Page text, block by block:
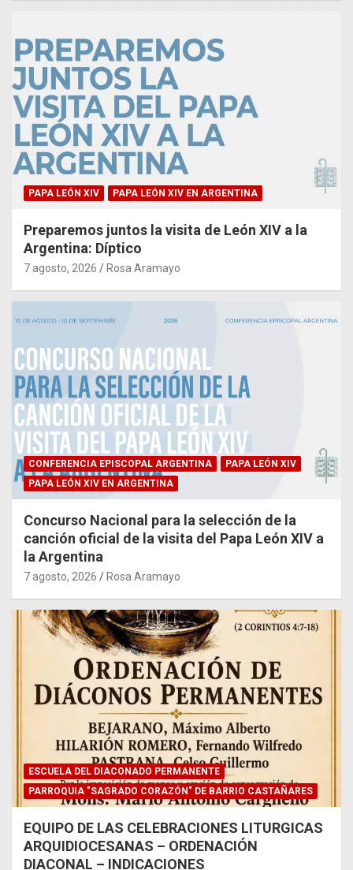
PAPA LEÓN XIV PAPA LEÓN XIV EN ARGENTINA
Preparemos juntos la visita de León XIV a la
Argentina: Díptico
7 agosto, 2026 Rosa Aramayo
CONFERENCIA EPISCOPAL ARGENTINA
PAPA LEÓN XIV
PAPA LEÓN XIV EN ARGENTINA
Concurso Nacional para la selección de la
canción oficial de la visita del Papa León XIV a
la Argentina
7 agosto, 2026 Rosa Aramayo
ESCUELA DEL DIACONADO PERMANENTE
PARROQUIA "SAGRADO CORAZÓN" DE BARRIO CASTAÑARES
EQUIPO DE LAS CELEBRACIONES LITURGICAS
ARQUIDIOCESANAS – ORDENACIÓN
DIACONAL – INDICACIONES